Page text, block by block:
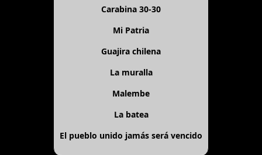
Carabina 30-30
Mi Patria
Guajira chilena
La muralla
Malembe
La batea
El pueblo unido jamás será vencido